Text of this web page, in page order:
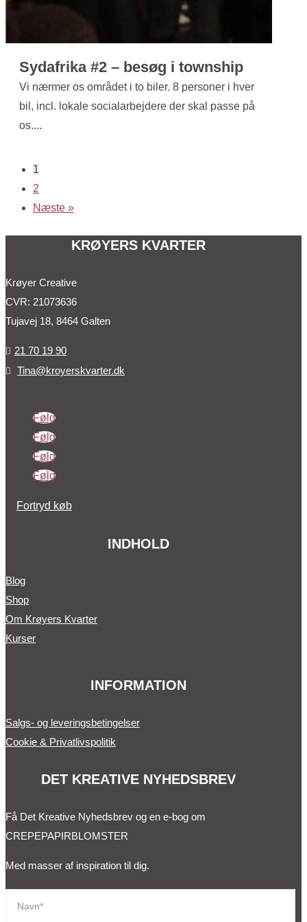
Sydafrika #2 – besøg i township
Vi nærmer os området i to biler. 8 personer i hver
bil, incl. lokale socialarbejdere der skal passe på
os....
1
2
Næste »
KRØYERS KVARTER
Krøyer Creative
CVR: 21073636
Tujavej 18, 8464 Galten
 21 70 19 90
 Tina@kroyerskvarter.dk
Følg
Følg
Følg
Følg
Fortryd køb
INDHOLD
Blog
Shop
Om Krøyers Kvarter
Kurser
INFORMATION
Salgs- og leveringsbetingelser
Cookie & Privatlivspolitik
DET KREATIVE NYHEDSBREV
Få Det Kreative Nyhedsbrev og en e-bog om
CREPEPAPIRBLOMSTER
Med masser af inspiration til dig.